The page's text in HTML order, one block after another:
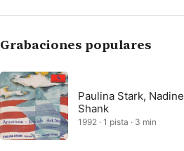
Grabaciones populares
Paulina Stark, Nadine
Shank
1992 · 1 pista · 3 min